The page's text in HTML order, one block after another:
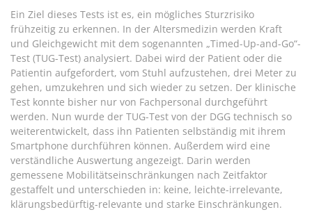
Ein Ziel dieses Tests ist es, ein mögliches Sturzrisiko
frühzeitig zu erkennen. In der Altersmedizin werden Kraft
und Gleichgewicht mit dem sogenannten „Timed-Up-and-Go“-
Test (TUG-Test) analysiert. Dabei wird der Patient oder die
Patientin aufgefordert, vom Stuhl aufzustehen, drei Meter zu
gehen, umzukehren und sich wieder zu setzen. Der klinische
Test konnte bisher nur von Fachpersonal durchgeführt
werden. Nun wurde der TUG-Test von der DGG technisch so
weiterentwickelt, dass ihn Patienten selbständig mit ihrem
Smartphone durchführen können. Außerdem wird eine
verständliche Auswertung angezeigt. Darin werden
gemessene Mobilitätseinschränkungen nach Zeitfaktor
gestaffelt und unterschieden in: keine, leichte-irrelevante,
klärungsbedürftig-relevante und starke Einschränkungen.